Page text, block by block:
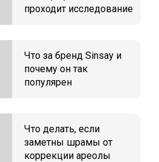
проходит исследование
Что за бренд Sinsay и
почему он так
популярен
Что делать, если
заметны шрамы от
коррекции ареолы